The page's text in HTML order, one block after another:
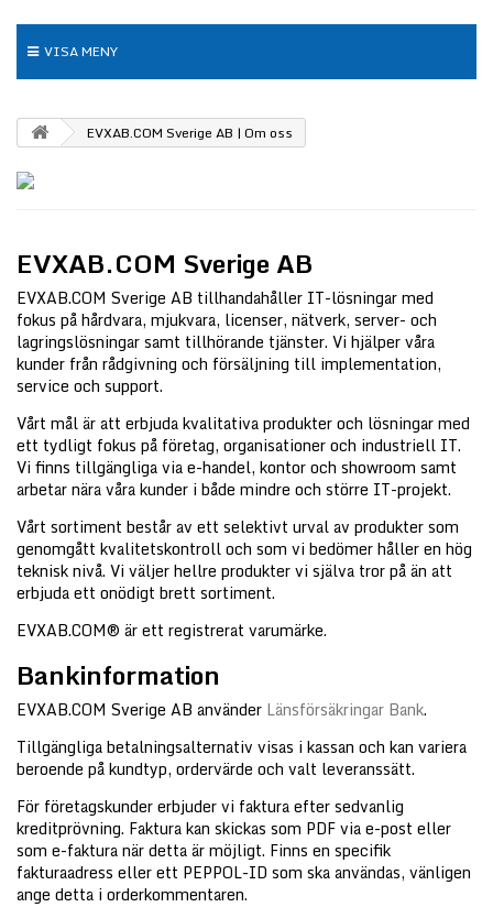
VISA MENY
EVXAB.COM Sverige AB | Om oss
EVXAB.COM Sverige AB
EVXAB.COM Sverige AB tillhandahåller IT-lösningar med
fokus på hårdvara, mjukvara, licenser, nätverk, server- och
lagringslösningar samt tillhörande tjänster. Vi hjälper våra
kunder från rådgivning och försäljning till implementation,
service och support.
Vårt mål är att erbjuda kvalitativa produkter och lösningar med
ett tydligt fokus på företag, organisationer och industriell IT.
Vi finns tillgängliga via e-handel, kontor och showroom samt
arbetar nära våra kunder i både mindre och större IT-projekt.
Vårt sortiment består av ett selektivt urval av produkter som
genomgått kvalitetskontroll och som vi bedömer håller en hög
teknisk nivå. Vi väljer hellre produkter vi själva tror på än att
erbjuda ett onödigt brett sortiment.
EVXAB.COM® är ett registrerat varumärke.
Bankinformation
EVXAB.COM Sverige AB använder Länsförsäkringar Bank.
Tillgängliga betalningsalternativ visas i kassan och kan variera
beroende på kundtyp, ordervärde och valt leveranssätt.
För företagskunder erbjuder vi faktura efter sedvanlig
kreditprövning. Faktura kan skickas som PDF via e-post eller
som e-faktura när detta är möjligt. Finns en specifik
fakturaadress eller ett PEPPOL-ID som ska användas, vänligen
ange detta i orderkommentaren.